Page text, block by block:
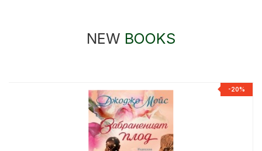
NEW BOOKS
-20%